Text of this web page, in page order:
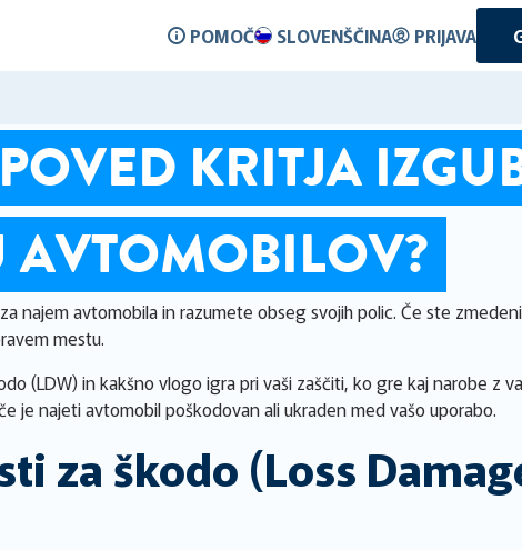
POMOČ SLOVENŠČINA PRIJAVA
KRITJA
AVTOMOBILOV?
najem avtomobila in razumete obseg svojih polic. Če ste
mestu.
(LDW) in kakšno vlogo igra pri vaši zaščiti, ko gre kaj narobe z
je najeti avtomobil poškodovan ali ukraden med vašo uporabo.
za škodo (Loss